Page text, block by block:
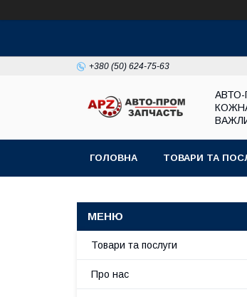
+380 (50) 624-75-63
ГОЛОВНА ТОВАРИ ТА
Товари та послуги
Про нас